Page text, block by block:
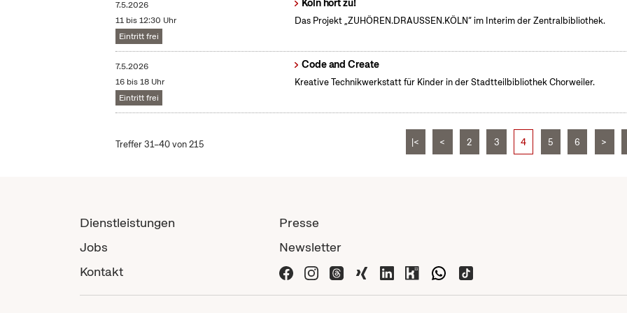
7.5.2026
11 bis 12:30 Uhr
Eintritt frei
Köln hört zu!
Das Projekt „ZUHÖREN.DRAUSSEN.KÖLN“ im Interim der Zentralbibliothek.
7.5.2026
16 bis 18 Uhr
Eintritt frei
Code and Create
Kreative Technikwerkstatt für Kinder in der Stadtteilbibliothek Chorweiler.
Treffer 31–40 von 215 |< < 2 3 4 5 6 >
Dienstleistungen
Jobs
Kontakt
Presse
Newsletter